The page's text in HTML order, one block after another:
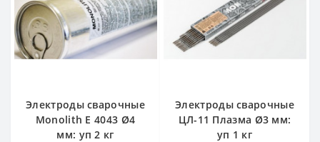
Электроды сварочные
Monolith E 4043 Ø4
мм: уп 2 кг
Электроды сварочные
ЦЛ-11 Плазма Ø3 мм:
уп 1 кг